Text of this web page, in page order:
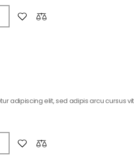
adipiscing elit, sed adipis arcu cursus